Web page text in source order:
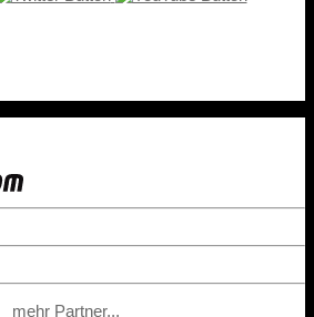
mehr Partner...